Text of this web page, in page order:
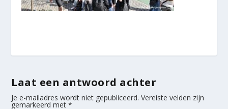
Laat een antwoord achter
Je e-mailadres wordt niet gepubliceerd. Vereiste velden zijn
gemarkeerd met*